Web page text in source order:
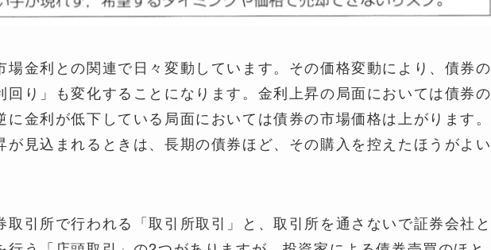
場金利との関連で日々変動しています。その価格変動により、債券の
回り」も変化することになります。金利上昇の局面においては債券の
金利が低下している局面においては債券の市場価格は上がります。
が見込まれるときは、長期の債券ほど、その購入を控えたほうがよい
取引所で行われる「取引所取引」と、取引所を通さないで証券会社と